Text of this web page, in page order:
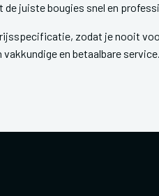
juiste bougies snel en
zodat je nooit
en betaalbare service.